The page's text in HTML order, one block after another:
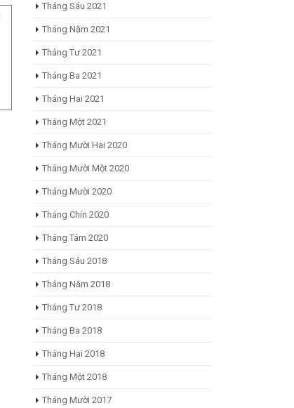
Tháng Sáu 2021
Tháng Năm 2021
Tháng Tư 2021
Tháng Ba 2021
Tháng Hai 2021
Tháng Một 2021
Tháng Mười Hai 2020
Tháng Mười Một 2020
Tháng Mười 2020
Tháng Chín 2020
Tháng Tám 2020
Tháng Sáu 2018
Tháng Năm 2018
Tháng Tư 2018
Tháng Ba 2018
Tháng Hai 2018
Tháng Một 2018
Tháng Mười 2017